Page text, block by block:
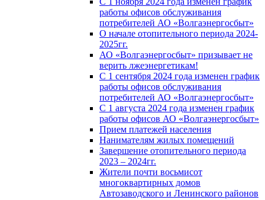
работы офисов обслуживания
потребителей АО «Волгаэнергосбыт»
О начале отопительного периода 2024-
2025гг.
АО «Волгаэнергосбыт» призывает не
верить лжеэнергетикам!
С 1 сентября 2024 года изменен график
работы офисов обслуживания
потребителей АО «Волгаэнергосбыт»
С 1 августа 2024 года изменен график
работы офисов АО «Волгаэнергосбыт»
Прием платежей населения
Нанимателям жилых помещений
Завершение отопительного периода
2023 – 2024гг.
Жители почти восьмисот
многоквартирных домов
Автозаводского и Ленинского районов